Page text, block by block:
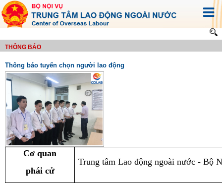
THÔNG BÁO
Thông báo tuyển chọn người lao động
Cơ quan
phái cử
Trung tâm Lao động ngoài nước - Bộ